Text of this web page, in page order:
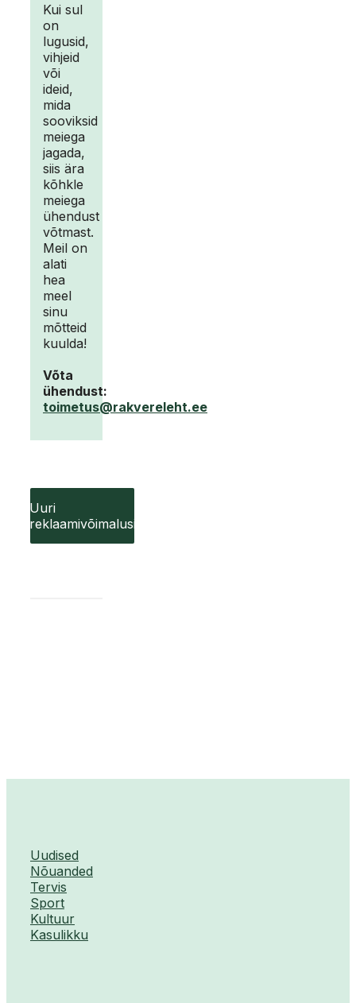
Kui sul
on
lugusid,
vihjeid
või
ideid,
mida
sooviksid
meiega
jagada,
siis ära
kõhkle
meiega
ühendust
võtmast.
Meil on
alati
hea
meel
sinu
mõtteid
kuulda!
Võta
ühendust:
toimetus@rakvereleht.ee
Uuri
reklaamivõimalusi
Uudised
Nõuanded
Tervis
Sport
Kultuur
Kasulikku